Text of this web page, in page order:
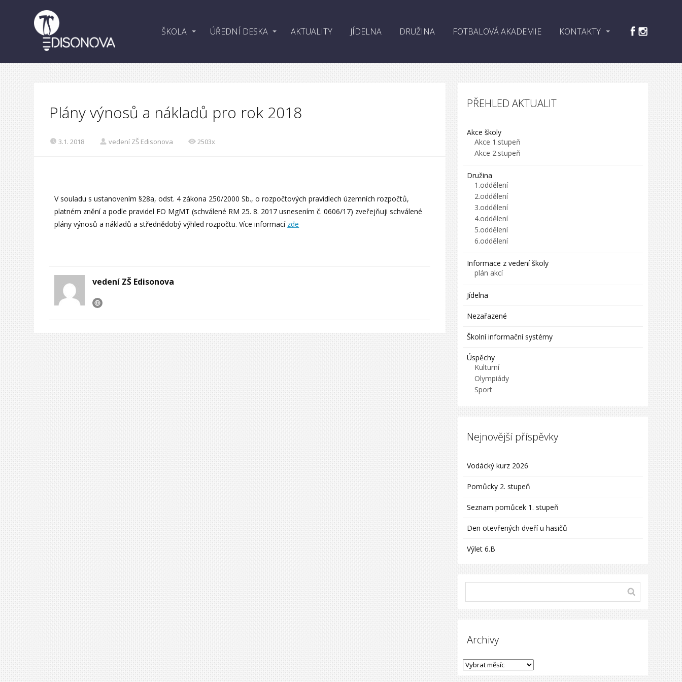
ŠKOLA ÚŘEDNÍ DESKA AKTUALITY JÍDELNA DRUŽINA FOTBALOVÁ AKADEMIE KONTAKTY
Plány výnosů a nákladů pro rok 2018
3.1. 2018 vedení ZŠ Edisonova 2503x
V souladu s ustanovením §28a, odst. 4 zákona 250/2000 Sb., o rozpočtových pravidlech územních rozpočtů,
platném znění a podle pravidel FO MgMT (schválené RM 25. 8. 2017 usnesením č. 0606/17) zveřejňuji schválené
plány výnosů a nákladů a střednědobý výhled rozpočtu. Více informací zde
vedení ZŠ Edisonova
PŘEHLED AKTUALIT
Akce školy
Akce 1.stupeň
Akce 2.stupeň
Družina
1.oddělení
2.oddělení
3.oddělení
4.oddělení
5.oddělení
6.oddělení
Informace z vedení školy
plán akcí
Jídelna
Nezařazené
Školní informační systémy
Úspěchy
Kulturní
Olympiády
Sport
Nejnovější příspěvky
Vodácký kurz 2026
Pomůcky 2. stupeň
Seznam pomůcek 1. stupeň
Den otevřených dveří u hasičů
Výlet 6.B
Archivy